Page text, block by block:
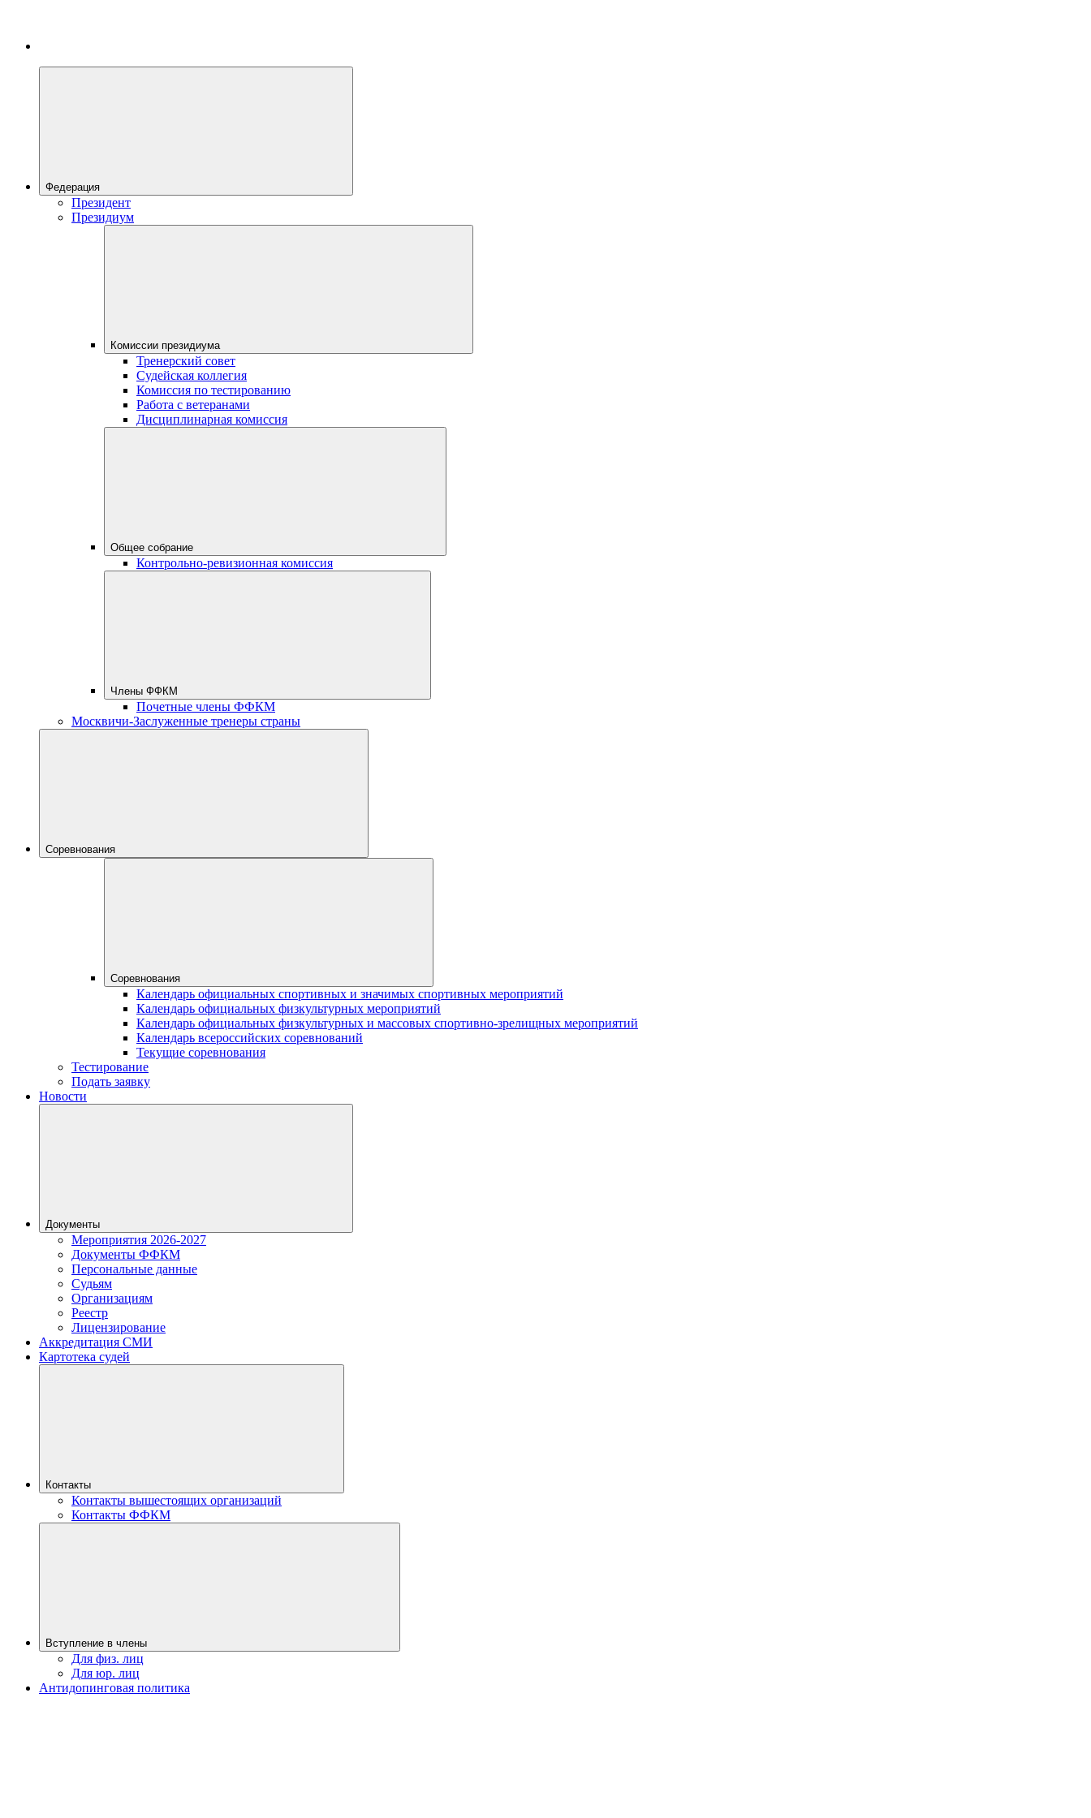
Федерация
Президент
Президиум
Комиссии президиума
Тренерский совет
Судейская коллегия
Комиссия по тестированию
Работа с ветеранами
Дисциплинарная комиссия
Общее собрание
Контрольно-ревизионная комиссия
Члены ФФКМ
Почетные члены ФФКМ
Москвичи-Заслуженные тренеры страны
Соревнования
Соревнования
Календарь официальных спортивных и значимых спортивных мероприятий
Календарь официальных физкультурных мероприятий
Календарь официальных физкультурных и массовых спортивно-зрелищных мероприятий
Календарь всероссийских соревнований
Текущие соревнования
Тестирование
Подать заявку
Новости
Документы
Мероприятия 2026-2027
Документы ФФКМ
Персональные данные
Судьям
Организациям
Реестр
Лицензирование
Аккредитация СМИ
Картотека судей
Контакты
Контакты вышестоящих организаций
Контакты ФФКМ
Вступление в члены
Для физ. лиц
Для юр. лиц
Антидопинговая политика